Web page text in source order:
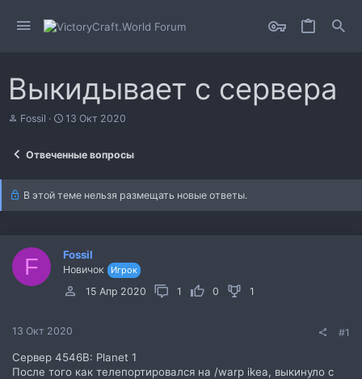
Выкидывает с сервера
А
е
м
Fossil
Д
а
ч
а
13 Окт 2020
Отвеченные вопросы
В этой теме нельзя размещать новые ответы.
F Fossil
Новичок Игрок
15 Апр 2020 1 0 1
13 Окт 2020 #1
Сервер 4546B: Planet 1
После того как телепортировался на /warp ikea, выкинуло с